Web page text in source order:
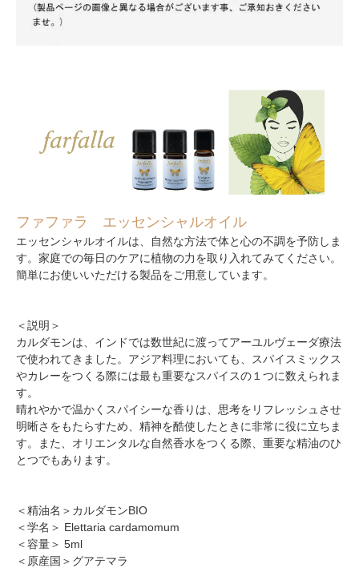
ファファラ エッセンシャルオイル
エッセンシャルオイルは、自然な方法で体と心の不調を予防しま
す。家庭での毎日のケアに植物の力を取り入れてみてください。
簡単にお使いいただける製品をご用意しています。
＜説明＞
カルダモンは、インドでは数世紀に渡ってアーユルヴェーダ療法
で使われてきました。アジア料理においても、スパイスミックス
やカレーをつくる際には最も重要なスパイスの１つに数えられま
す。
晴れやかで温かくスパイシーな香りは、思考をリフレッシュさせ
明晰さをもたらすため、精神を酷使したときに非常に役に立ちま
す。また、オリエンタルな自然香水をつくる際、重要な精油のひ
とつでもあります。
＜精油名＞カルダモンBIO
＜学名＞ Elettaria cardamomum
＜容量＞ 5ml
＜原産国＞グアテマラ